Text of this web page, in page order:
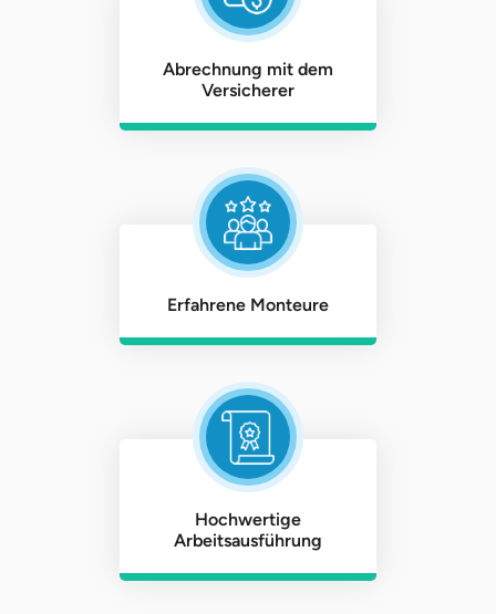
Abrechnung mit dem
Versicherer
Erfahrene Monteure
Hochwertige
Arbeitsausführung